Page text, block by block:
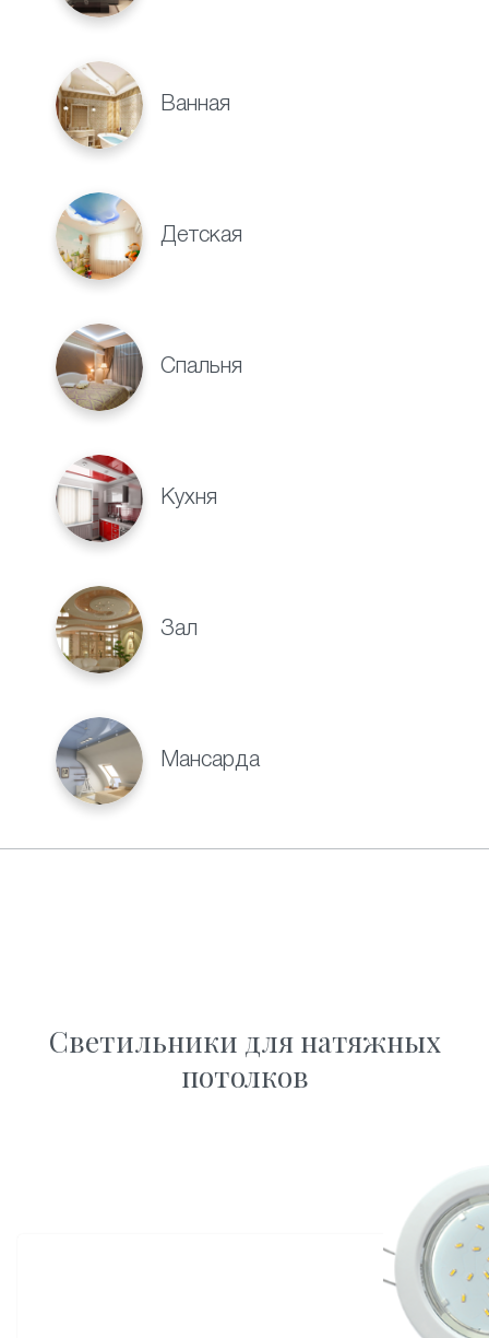
Ванная
Детская
Спальня
Кухня
Зал
Мансарда
Светильники для натяжных
потолков